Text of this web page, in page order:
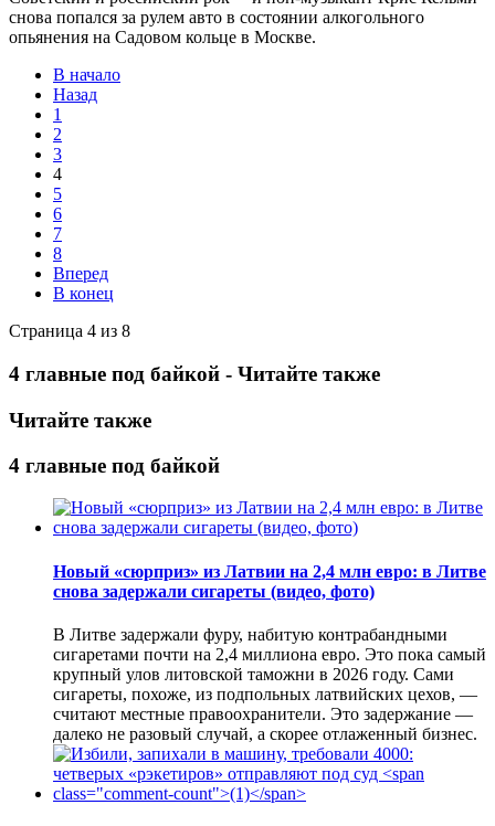
снова попался за рулем авто в состоянии алкогольного
опьянения на Садовом кольце в Москве.
В начало
Назад
1
2
3
4
5
6
7
8
Вперед
В конец
Страница 4 из 8
4 главные под байкой - Читайте также
Читайте также
4 главные под байкой
Новый «сюрприз» из Латвии на 2,4 млн евро: в Литве
снова задержали сигареты (видео, фото)
В Литве задержали фуру, набитую контрабандными
сигаретами почти на 2,4 миллиона евро. Это пока самый
крупный улов литовской таможни в 2026 году. Сами
сигареты, похоже, из подпольных латвийских цехов, —
считают местные правоохранители. Это задержание —
далеко не разовый случай, а скорее отлаженный бизнес.